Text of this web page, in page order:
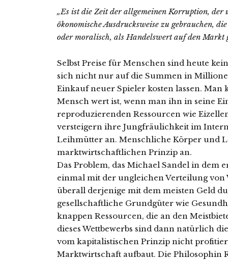
„Es ist die Zeit der allgemeinen Korruption,
ökonomische Ausdrucksweise zu gebrauchen,
oder moralisch, als Handelswert auf den Markt
Selbst Preise für Menschen sind heute
sich nicht nur auf die Summen in
Einkauf neuer Spieler kosten lassen.
Mensch wert ist, wenn man ihn in seine
reproduzierenden Ressourcen wie
versteigern ihre Jungfräulichkeit im
Leihmütter an. Menschliche Körper und
marktwirtschaftlichen Prinzip an.
Das Problem, das Michael Sandel in dem
einmal mit der ungleichen Verteilung von
überall derjenige mit dem meisten Geld
gesellschaftliche Grundgüter wie
knappen Ressourcen, die an den
dieses Wettbewerbs sind dann natürlich
vom kapitalistischen Prinzip nicht
Marktwirtschaft aufbaut. Die Philosophin